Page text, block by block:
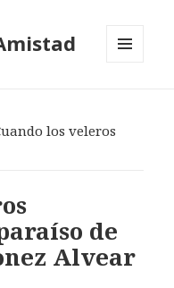
los veleros
de
Alvear